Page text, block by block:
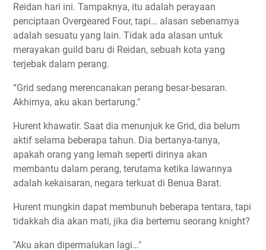
Reidan hari ini. Tampaknya, itu adalah perayaan
penciptaan Overgeared Four, tapi… alasan sebenarnya
adalah sesuatu yang lain. Tidak ada alasan untuk
merayakan guild baru di Reidan, sebuah kota yang
terjebak dalam perang.
“Grid sedang merencanakan perang besar-besaran.
Akhirnya, aku akan bertarung."
Hurent khawatir. Saat dia menunjuk ke Grid, dia belum
aktif selama beberapa tahun. Dia bertanya-tanya,
apakah orang yang lemah seperti dirinya akan
membantu dalam perang, terutama ketika lawannya
adalah kekaisaran, negara terkuat di Benua Barat.
Hurent mungkin dapat membunuh beberapa tentara, tapi
tidakkah dia akan mati, jika dia bertemu seorang knight?
"Aku akan dipermalukan lagi…"